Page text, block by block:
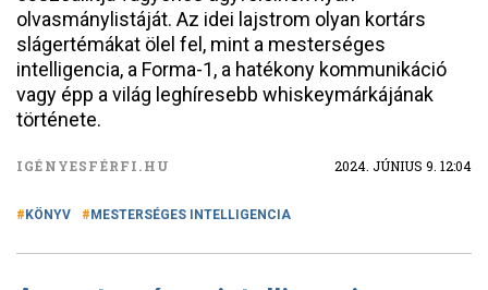
olvasmánylistáját. Az idei lajstrom olyan kortárs
slágertémákat ölel fel, mint a mesterséges
intelligencia, a Forma-1, a hatékony kommunikáció
vagy épp a világ leghíresebb whiskeymárkájának
története.
IGÉNYESFÉRFI.HU 2024. JÚNIUS 9. 12:04
KÖNYV MESTERSÉGES INTELLIGENCIA